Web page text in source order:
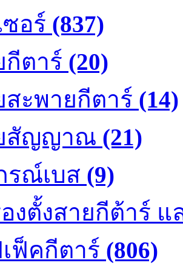
ซอร์ (837)
กีตาร์ (20)
สะพายกีตาร์ (14)
สัญญาณ (21)
รณ์เบส (9)
องตั้งสายกีต้าร์ แ
เฟ็คกีตาร์ (806)